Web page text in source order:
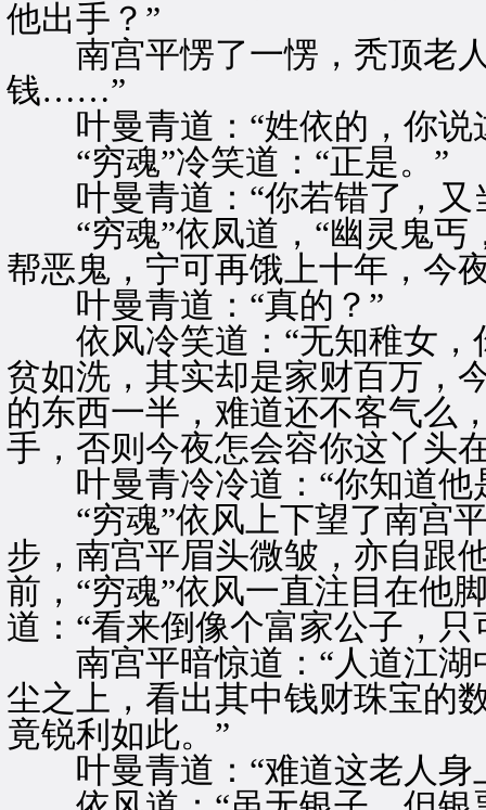
他出手？”
南宫平愣了一愣，秃顶老人
钱……”
叶曼青道：“姓依的，你说
“穷魂”冷笑道：“正是。”
叶曼青道：“你若错了，又
“穷魂”依凤道，“幽灵鬼丐
帮恶鬼，宁可再饿上十年，
叶曼青道：“真的？”
依风冷笑道：“无知稚女，
贫如洗，其实却是家财百万，
的东西一半，难道还不客气么
手，否则今夜怎会容你这丫头
叶曼青冷冷道：“你知道他
“穷魂”依风上下望了南宫平
步，南宫平眉头微皱，亦自跟
前，“穷魂”依风一直注目在他
道：“看来倒像个富家公子，
南宫平暗惊道：“人道江湖
尘之上，看出其中钱财珠宝的
竟锐利如此。”
叶曼青道：“难道这老人身